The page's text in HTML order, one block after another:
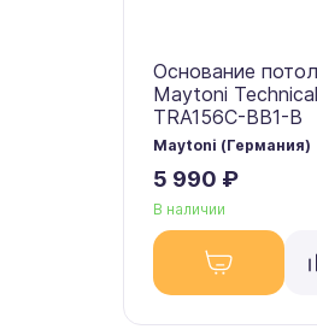
Основание
Maytoni Technical
TRA156C-BB1-B
Maytoni (Германия)
5 990 ₽
В наличии